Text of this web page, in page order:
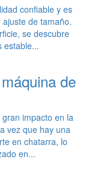
confiable y es
de tamaño.
se descubre
estable...
de
impacto en la
vez que hay una
en chatarra, lo
en...